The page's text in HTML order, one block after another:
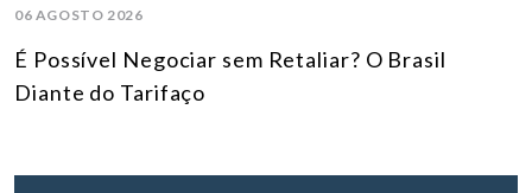
06 AGOSTO 2026
É Possível Negociar sem Retaliar? O Brasil
Diante do Tarifaço